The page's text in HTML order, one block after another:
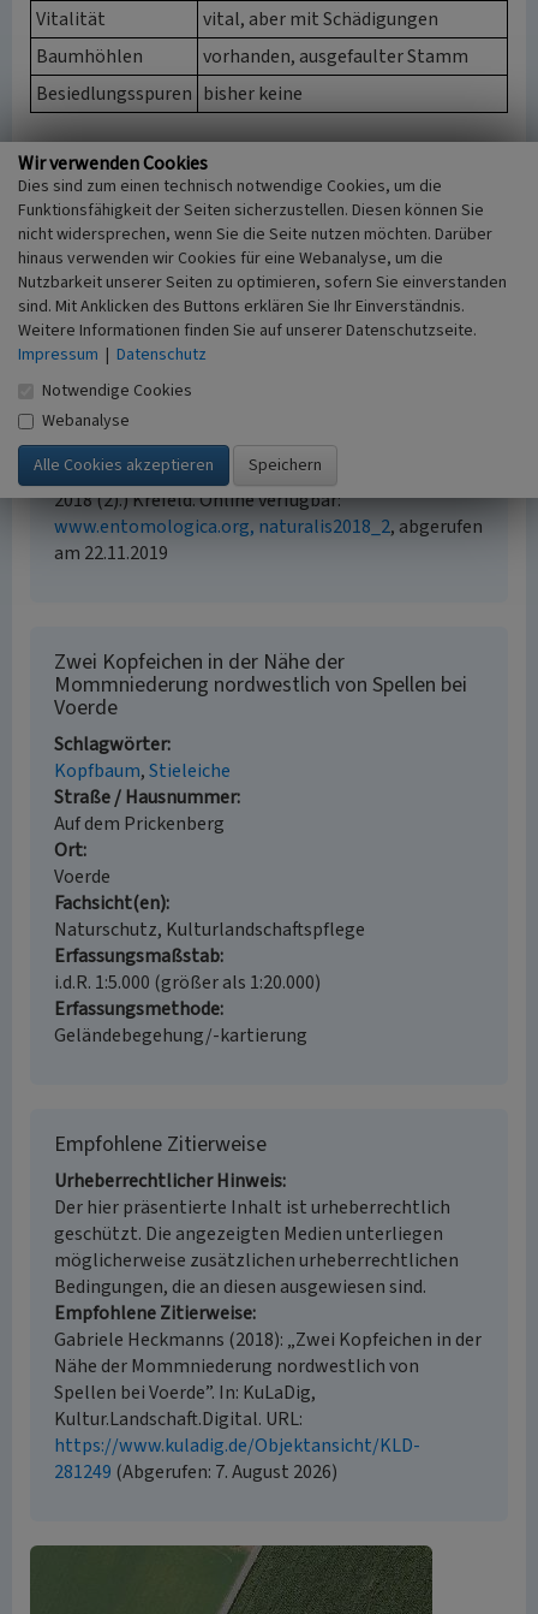
Vitalität
vital, aber mit Schädigungen
Baumhöhlen
vorhanden, ausgefaulter Stamm
Besiedlungsspuren bisher keine
(Gabriele Heckmanns, Biologische Station im Kreis Wesel
e.V., erstellt im Rahmen des Projektes „Altbäume auf
historischem Grünland“. Ein Projekt des LVR-Netzwerks
Kulturlandschaft, 2018)
Literatur
Sorg, M.; Schages, J.; Schwan, H.; Stenmans, W.;
Hörren, T.; Heckmanns, G. / Entomologischer Verein
Krefeld e.V. (Hrsg.) (2018)
historischem Grund. Naturschutz und
Kulturlandschaftspflege, Konzept zur Erhaltung
und Pflege wertvoller Altbäume. (Series Naturalis
2018 (2).) Krefeld. Online verfügbar:
www.entomologica.org, naturalis2018_2, abgerufen
am 22.11.2019
Zwei Kopfeichen in der Nähe der
Mommniederung nordwestlich von Spellen bei
Voerde
Schlagwörter
Kopfbaum Stieleiche
Straße / Hausnummer
Auf dem Prickenberg
Ort
Voerde
Fachsicht(en)
Naturschutz, Kulturlandschaftspflege
Erfassungsmaßstab
i.d.R. 1:5.000 (größer als 1:20.000)
Erfassungsmethode
Geländebegehung/-kartierung
Empfohlene Zitierweise
Urheberrechtlicher Hinweis
Der hier präsentierte Inhalt ist urheberrechtlich
geschützt. Die angezeigten Medien unterliegen
möglicherweise zusätzlichen urheberrechtlichen
Bedingungen, die an diesen ausgewiesen sind.
Empfohlene Zitierweise
Gabriele Heckmanns (2018): „Zwei Kopfeichen in der
Nähe der Mommniederung nordwestlich von
Spellen bei Voerde”. In: KuLaDig,
Kultur.Landschaft.Digital. URL:
https://www.kuladig.de/Objektansicht/KLD-
281249 (Abgerufen: 7. August 2026)
Wir verwenden Cookies
Dies sind zum einen technisch notwendige Cookies, um die
Funktionsfähigkeit der Seiten sicherzustellen. Diesen können Sie
nicht widersprechen, wenn Sie die Seite nutzen möchten. Darüber
hinaus verwenden wir Cookies für eine Webanalyse, um die
Nutzbarkeit unserer Seiten zu optimieren, sofern Sie einverstanden
sind. Mit Anklicken des Buttons erklären Sie Ihr Einverständnis.
Weitere Informationen finden Sie auf unserer Datenschutzseite.
Impressum | Datenschutz
Notwendige Cookies
Webanalyse